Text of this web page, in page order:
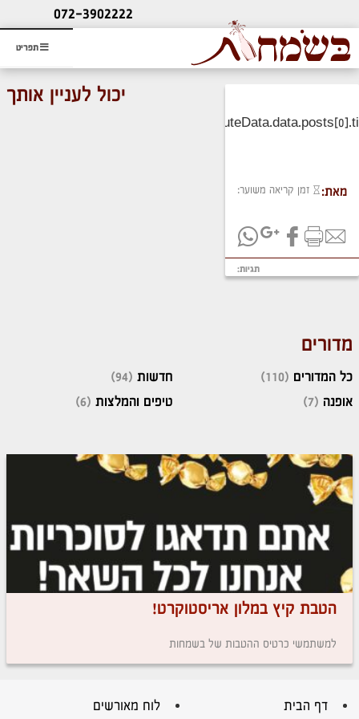
תפריט
ליעוץ חינם
והזמנת כרטיס שמחות
072-3902222
מאת: זמן קריאה משוער:
תגיות:
יכול לעניין אותך
מדורים
כל המדורים (110)
אופנה (7)
חדשות (94)
טיפים והמלצות (6)
הטבת קיץ במלון אריסטוקרט!
למשתמשי כרטיס ההטבות של בשמחות
דף הבית לוח מאורשים